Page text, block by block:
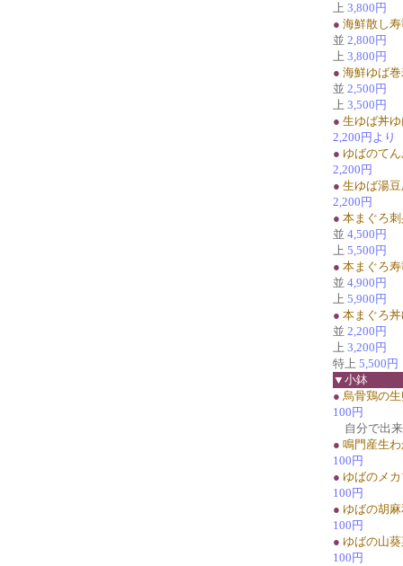
上 3,800円
● 海鮮散し
並 2,800円
上 3,800円
● 海鮮ゆば
並 2,500円
上 3,500円
● 生ゆば丼
2,200円より
● ゆばのて
2,200円
● 生ゆば湯
2,200円
● 本まぐろ
並 4,500円
上 5,500円
● 本まぐろ
並 4,900円
上 5,900円
● 本まぐろ
並 2,200円
上 3,200円
特上 5,500円
▼小鉢
● 烏骨鶏の
100円
自分で出
● 鳴門産生
100円
● ゆばのメ
100円
● ゆばの胡
100円
● ゆばの山
100円